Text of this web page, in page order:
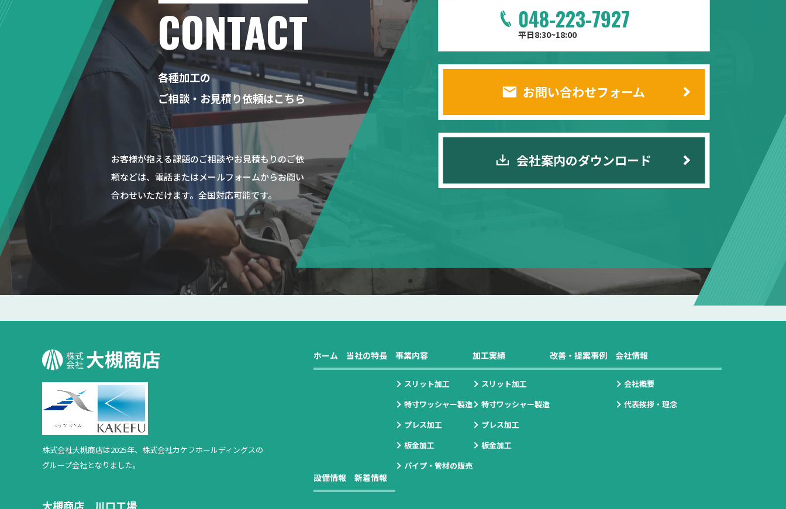
CONTACT
各種加工の
ご相談・お見積り依頼はこちら
お客様が抱える課題のご相談やお見積もりのご依
頼などは、電話またはメールフォームからお問い
合わせいただけます。全国対応可能です。
048-223-7927
平日8:30~18:00
お問い合わせフォーム
会社案内のダウンロード
株式会社大槻商店は2025年、 株式会社カケフホールディングスの
グループ会社となりました。
大槻商店 川口工場
ホーム 当社の特長 事業内容
スリット加工
特寸ワッシャー製造
プレス加工
板金加工
パイプ・管材の販売
加工実績
スリット加工
特寸ワッシャー製造
プレス加工
板金加工
改善・提案事例 会社情報
会社概要
代表挨拶・理念
設備情報 新着情報